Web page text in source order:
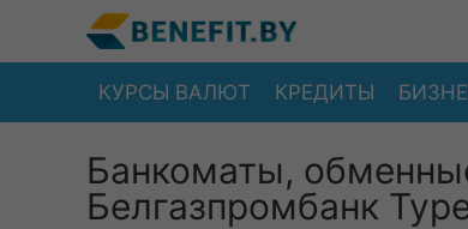
КУРСЫ ВАЛЮТ КРЕДИТЫ
Банкоматы,
Белгазпромбанк